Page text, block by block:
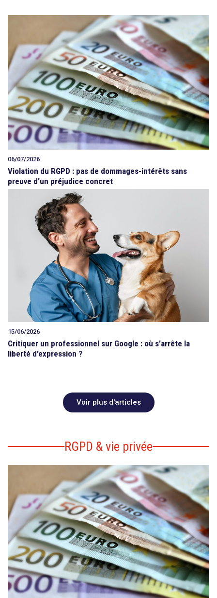
06/07/2026
Violation du RGPD : pas de dommages-intérêts sans
preuve d’un préjudice concret
15/06/2026
Critiquer un professionnel sur Google : où s’arrête la
liberté d’expression ?
Voir plus d'articles
RGPD & vie privée